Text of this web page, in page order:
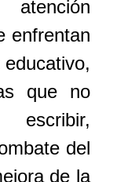
enfrentan
que no
del
de la